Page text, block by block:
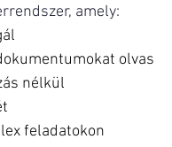
amely:
olvas
nélkül
feladatokon